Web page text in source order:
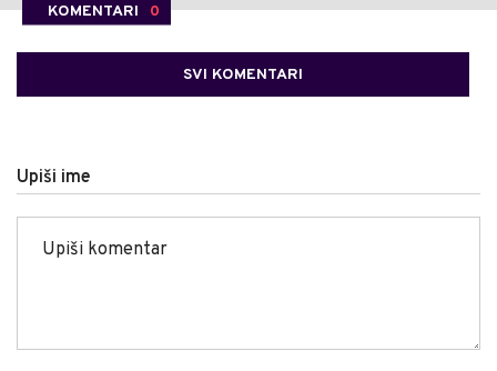
KOMENTARI 0
SVI KOMENTARI
Upiši ime